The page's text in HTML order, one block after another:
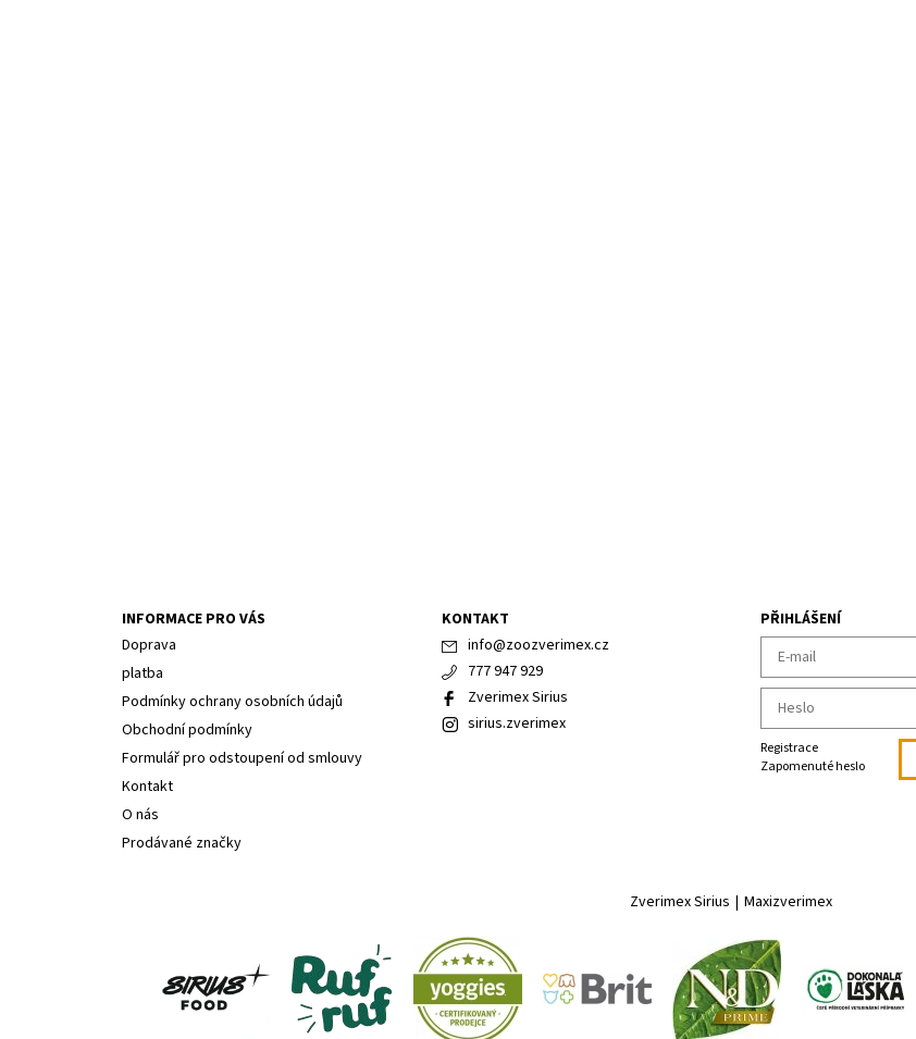
INFORMACE PRO VÁS
Doprava
platba
Podmínky ochrany osobních údajů
Obchodní podmínky
Formulář pro odstoupení od smlouvy
Kontakt
O nás
Prodávané značky
KONTAKT
info@zoozverimex.cz
777 947 929
Zverimex Sirius
sirius.zverimex
PŘIHLÁŠENÍ
Registrace
Zapomenuté heslo
Zverimex Sirius | Maxizverimex